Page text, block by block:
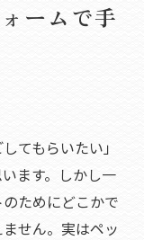
ームで手
てもらいたい」
ます。しかし一
ためにどこかで
せん。実はペッ